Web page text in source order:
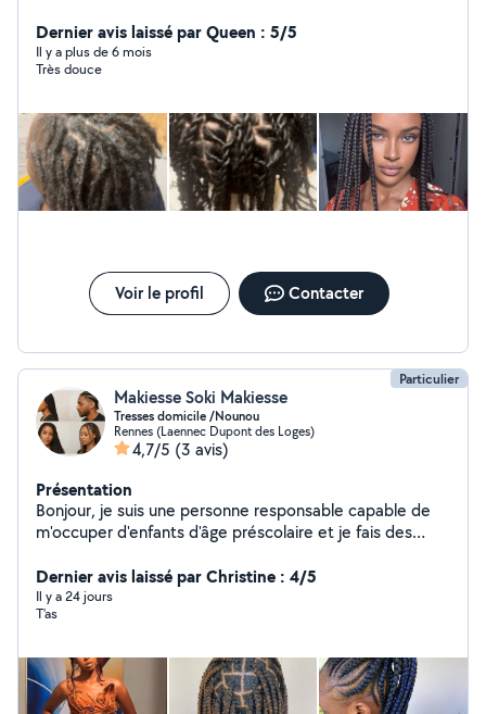
contacter. A bientot.
Dernier avis laissé par Queen : 5/5
Il y a plus de 6 mois
Très douce
Voir le profil Contacter
Particulier
Makiesse Soki Makiesse
Tresses domicile /Nounou
Rennes (Laennec Dupont des Loges)
4,7/5 (3 avis)
Présentation
Bonjour, je suis une personne responsable capable de
m'occuper d'enfants d'âge préscolaire et je fais des
réalise des coupes, et coutures et des retouches de
tous types de vêtements.
Dernier avis laissé par Christine : 4/5
Il y a 24 jours
T’as